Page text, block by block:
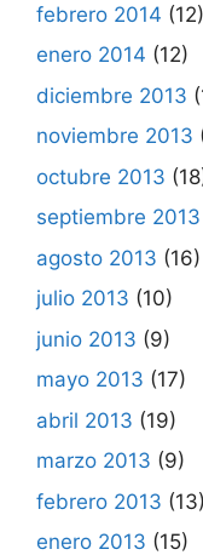
febrero 2014 (12)
enero 2014 (12)
diciembre 2013
noviembre 2013
octubre 2013
septiembre 2013
agosto 2013 (16)
julio 2013 (10)
junio 2013 (9)
mayo 2013 (17)
abril 2013 (19)
marzo 2013 (9)
febrero 2013 (13)
enero 2013 (15)